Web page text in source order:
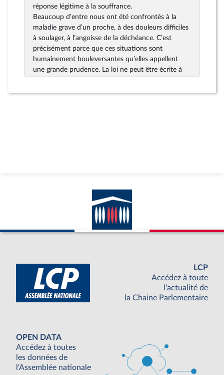
réponse légitime à la souffrance.
Beaucoup d’entre nous ont été confrontés à la
maladie grave d’un proche, à des douleurs difficiles
à soulager, à l’angoisse de la déchéance. C’est
précisément parce que ces situations sont
humainement bouleversantes qu’elles appellent
une grande prudence. La loi ne peut être écrite à
presque toujours. Aux Pays-Bas, en Belgique, au
Canada, les critères se sont progressivement élargis
: d’abord aux maladies non terminales, puis aux
dispositif.
Dès lors que l’on reconnaît qu’il existe des vies
dont il serait légitime d’abréger le cours, comment
refuser ce « droit » à d’autres situations jugées tout
Dans un système de santé sous tension, la
légalisation de l’aide à mourir modifiera
inévitablement les pratiques et les mentalités. La
pression, même implicite, sur les personnes âgées,
LCP
Accédez à toute
l'actualité de
la Chaine Parlementaire
OPEN DATA
Accédez à toutes
les données de
l'Assemblée nationale